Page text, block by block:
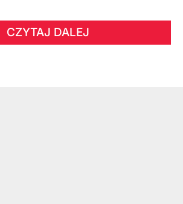
CZYTAJ DALEJ